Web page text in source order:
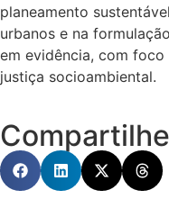
planeamento
urbanos e na
em evidência, com
justiça socioambiental.